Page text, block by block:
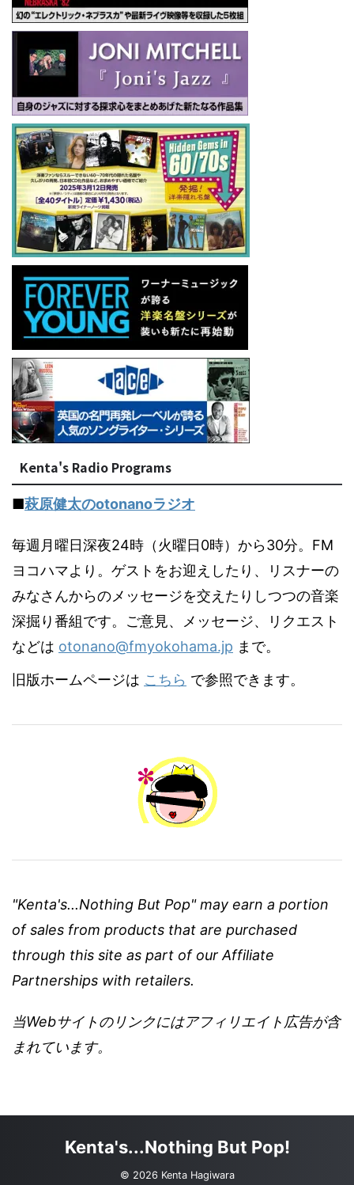
Kenta's Radio Programs
■萩原健太のotonanoラジオ
毎週月曜日深夜24時（火曜日0時）から30分。FM
ヨコハマより。ゲストをお迎えしたり、リスナーの
みなさんからのメッセージを交えたりしつつの音楽
深掘り番組です。ご意見、メッセージ、リクエスト
などは otonano@fmyokohama.jp まで。
旧版ホームページは こちら で参照できます。
"Kenta's...Nothing But Pop" may earn a portion
of sales from products that are purchased
through this site as part of our Affiliate
Partnerships with retailers.
当Webサイトのリンクにはアフィリエイト広告が含
まれています。
Kenta's...Nothing But Pop!
© 2026 Kenta Hagiwara